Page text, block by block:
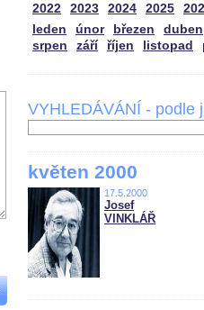
2022
2023 2024 2025
leden
únor březen duben
srpen
září říjen listopad
VYHLEDÁVÁNÍ - podle
květen 2000
17.5.2000
Josef
VINKLÁŘ